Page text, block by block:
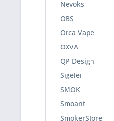
Nevoks
OBS
Orca Vape
OXVA
QP Design
Sigelei
SMOK
Smoant
SmokerStore